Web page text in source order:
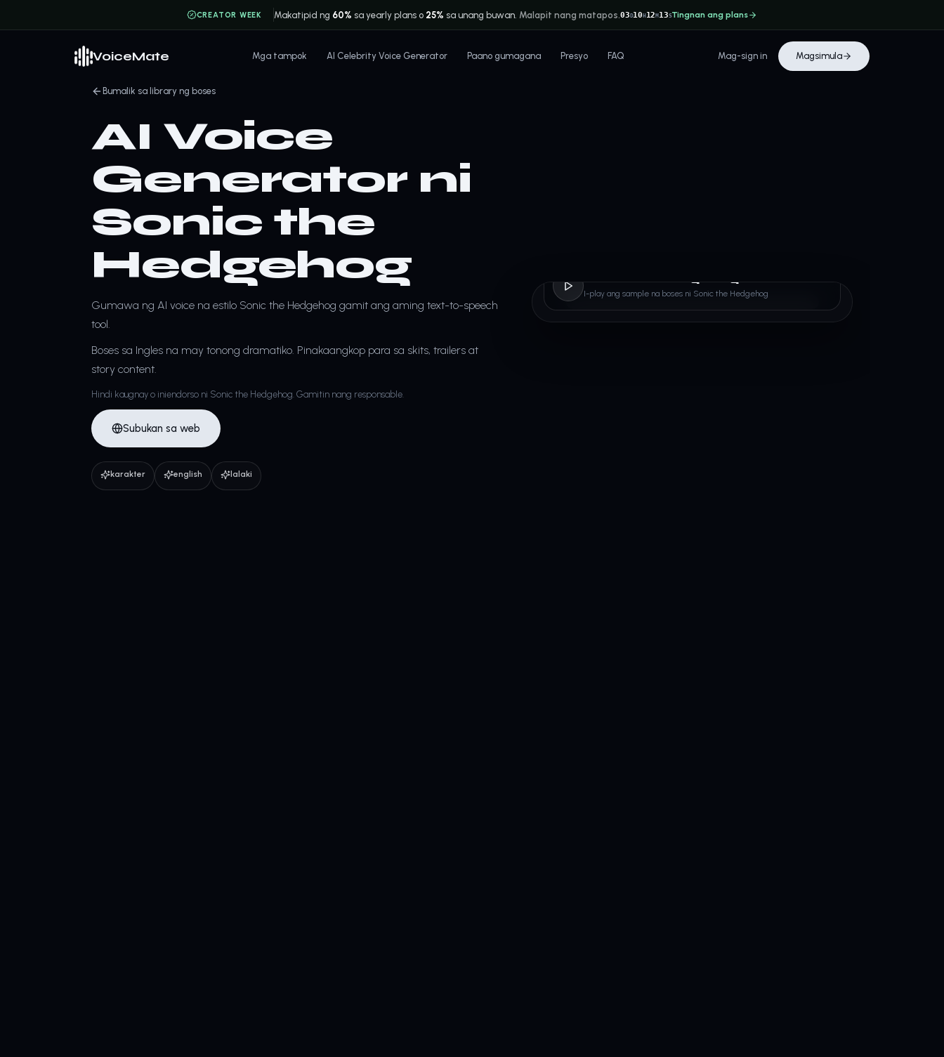
CREATOR WEEK Makatipid ng 60% sa yearly plans o 25% sa unang buwan. Malapit nang matapos.03D10H12M12STingnan ang plans
VoiceMate Mga tampok AI Celebrity Voice Generator Paano gumagana Presyo FAQ Mag-sign in Magsimula
Bumalik sa library ng boses
AI Voice
Generator ni
Sonic the
Hedgehog
Gumawa ng AI voice na estilo Sonic the Hedgehog gamit ang aming text-to-speech
tool.
Boses sa Ingles na may tonong dramatiko. Pinakaangkop para sa skits, trailers at
story content.
Hindi kaugnay o iniendorso ni Sonic the Hedgehog. Gamitin nang responsable.
Subukan sa web
karakter english lalaki
I-play ang sample na boses ni Sonic the Hedgehog